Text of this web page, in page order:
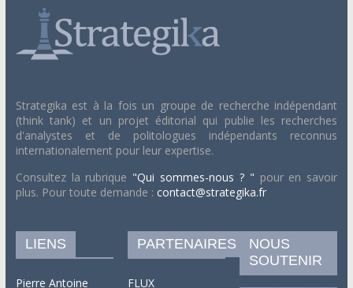
Strategika est à la fois un groupe de recherche indépendant
(think tank) et un projet éditorial qui publie les recherches
d'analystes et de politologues indépendants reconnus
internationalement pour leur expertise.
Consultez la rubrique "Qui sommes-nous ? " pour en savoir
plus. Pour toute demande : contact@strategika.fr
LIENS
Pierre Antoine
PARTENAIRES
FLUX
NOUS
SOUTENIR